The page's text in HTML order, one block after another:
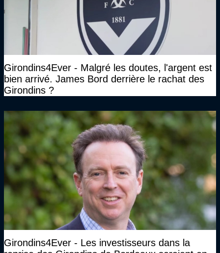
Girondins4Ever - Malgré les doutes, l'argent est
bien arrivé. James Bord derrière le rachat des
Girondins ?
Girondins4Ever - Les investisseurs dans la